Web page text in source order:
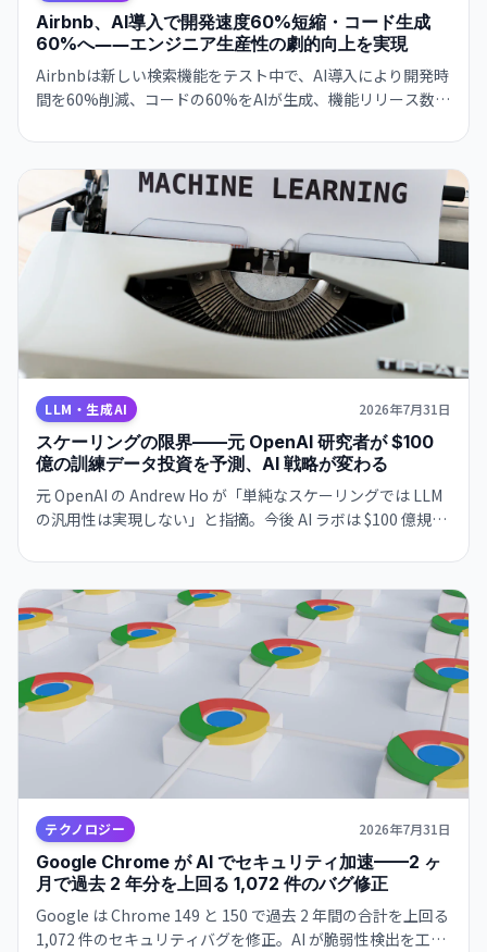
Airbnb、AI導入で開発速度60%短縮・コード生成
60%へ――エンジニア生産性の劇的向上を実現
Airbnbは新しい検索機能をテスト中で、AI導入により開発時
間を60%削減、コードの60%をAIが生成、機能リリース数が
LLM・生成AI 2026年7月31日
スケーリングの限界——元 OpenAI 研究者が $100
億の訓練データ投資を予測、AI 戦略が変わる
元 OpenAI の Andrew Ho が「単純なスケーリングでは LLM
の汎用性は実現しない」と指摘。今後 AI ラボは $100 億規模
の「スペシャライゼーション問題」を解決へ。AI 開発の次の
段階へ。
テクノロジー 2026年7月31日
Google Chrome が AI でセキュリティ加速——2 ヶ
月で過去 2 年分を上回る 1,072 件のバグ修正
Google は Chrome 149 と 150 で過去 2 年間の合計を上回る
1,072 件のセキュリティバグを修正。AI が脆弱性検出を工業